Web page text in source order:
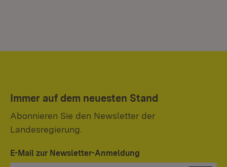
Immer auf dem neuesten Stand
Abonnieren Sie den Newsletter der
Landesregierung.
E-Mail zur Newsletter-Anmeldung